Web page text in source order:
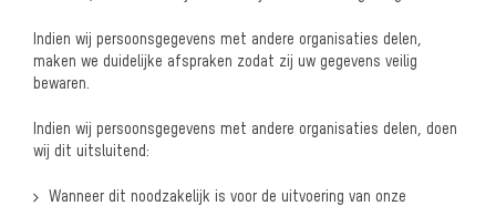
Indien wij persoonsgegevens met andere organisaties delen,
maken we duidelijke afspraken zodat zij uw gegevens veilig
bewaren.
Indien wij persoonsgegevens met andere organisaties delen, doen
wij dit uitsluitend:
Wanneer dit noodzakelijk is voor de uitvoering van onze